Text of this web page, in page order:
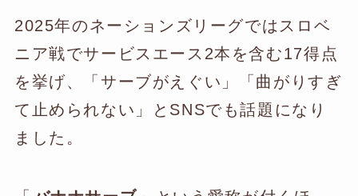
2025年のネーションズリーグではスロベ
ニア戦でサービスエース2本を含む17得点
を挙げ、「サーブがえぐい」「曲がりすぎ
て止められない」とSNSでも話題になり
ました。